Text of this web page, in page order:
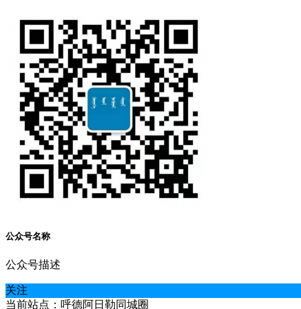
公众号名称
公众号描述
关注
当前站点：呼德阿日勒同城圈